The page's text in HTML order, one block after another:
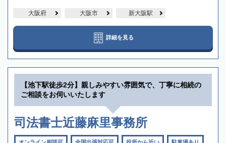
大阪府 大阪市 新大阪駅
詳細を見る
【池下駅徒歩2分】親しみやすい雰囲気で、丁寧に相続の
ご相談をお伺いいたします
司法書士近藤麻里事務所